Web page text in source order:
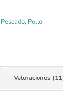
Pescado, Pollo
Valoraciones (11)